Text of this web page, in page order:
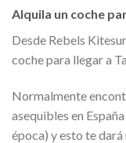
Alquila un coche
Desde Rebels
coche para llegar a
Normalmente
asequibles en
época) y esto te